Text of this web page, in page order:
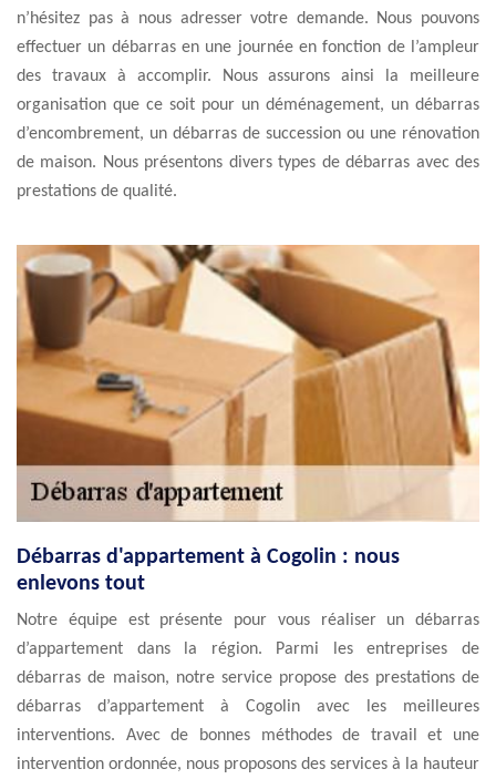
n’hésitez pas à nous adresser votre demande. Nous pouvons
effectuer un débarras en une journée en fonction de l’ampleur
des travaux à accomplir. Nous assurons ainsi la meilleure
organisation que ce soit pour un déménagement, un débarras
d’encombrement, un débarras de succession ou une rénovation
de maison. Nous présentons divers types de débarras avec des
prestations de qualité.
Débarras d'appartement à Cogolin : nous
enlevons tout
Notre équipe est présente pour vous réaliser un débarras
d’appartement dans la région. Parmi les entreprises de
débarras de maison, notre service propose des prestations de
débarras d’appartement à Cogolin avec les meilleures
interventions. Avec de bonnes méthodes de travail et une
intervention ordonnée, nous proposons des services à la hauteur